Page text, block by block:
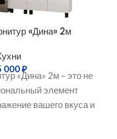
«Дина» 2м
000₽
«Дина» 2м – это не
элемент
вашего вкуса и